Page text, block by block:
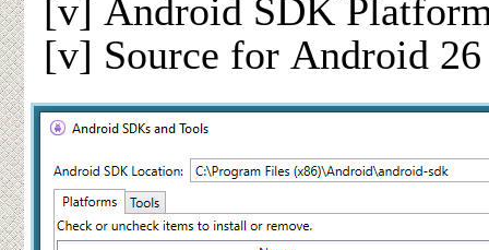
[v] Android SDK
[v] Source for Android 26